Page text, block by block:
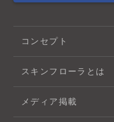
コンセプト
スキンフローラとは
メディア掲載